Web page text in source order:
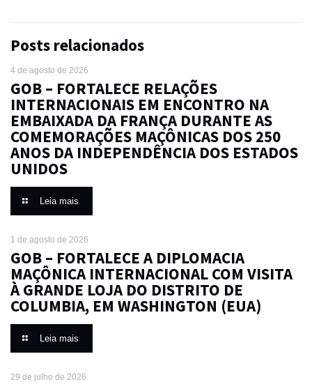
Posts relacionados
4 de agosto de 2026
GOB – FORTALECE RELAÇÕES
INTERNACIONAIS EM ENCONTRO NA
EMBAIXADA DA FRANÇA DURANTE AS
COMEMORAÇÕES MAÇÔNICAS DOS 250
ANOS DA INDEPENDÊNCIA DOS ESTADOS
UNIDOS
Leia mais
1 de agosto de 2026
GOB – FORTALECE A DIPLOMACIA
MAÇÔNICA INTERNACIONAL COM VISITA
À GRANDE LOJA DO DISTRITO DE
COLUMBIA, EM WASHINGTON (EUA)
Leia mais
29 de julho de 2026